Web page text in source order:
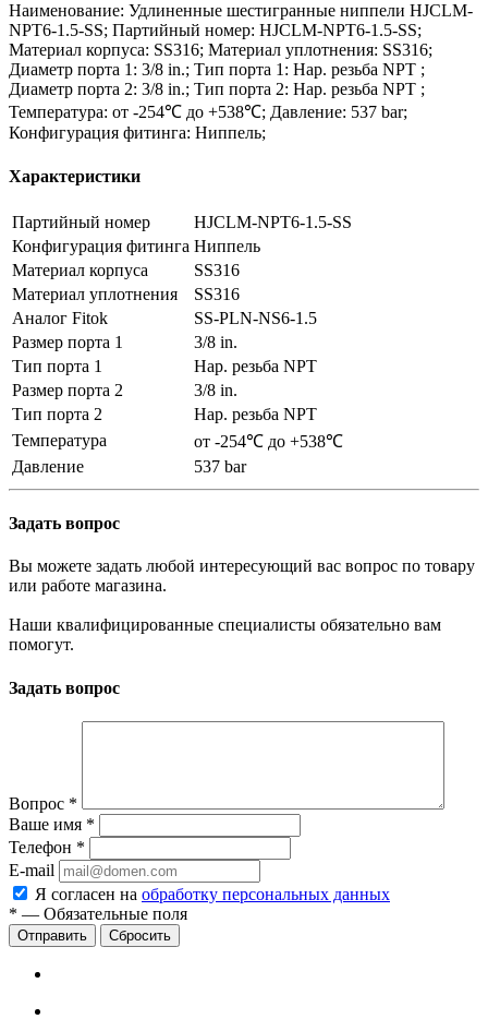
Наименование: Удлиненные шестигранные ниппели HJCLM-
NPT6-1.5-SS; Партийный номер: HJCLM-NPT6-1.5-SS;
Материал корпуса: SS316; Материал уплотнения: SS316;
Диаметр порта 1: 3/8 in.; Тип порта 1: Нар. резьба NPT ;
Диаметр порта 2: 3/8 in.; Тип порта 2: Нар. резьба NPT ;
Температура: от -254℃ до +538℃; Давление: 537 bar;
Конфигурация фитинга: Ниппель;
Характеристики
Партийный номер
HJCLM-NPT6-1.5-SS
Конфигурация фитинга Ниппель
Материал корпуса
SS316
Материал уплотнения
SS316
Аналог Fitok
SS-PLN-NS6-1.5
Размер порта 1
3/8 in.
Тип порта 1
Нар. резьба NPT
Размер порта 2
3/8 in.
Тип порта 2
Нар. резьба NPT
Температура
от -254℃ до +538℃
Давление
537 bar
Задать вопрос
Вы можете задать любой интересующий вас вопрос по товару
или работе магазина.
Наши квалифицированные специалисты обязательно вам
помогут.
Задать вопрос
Вопрос *
Ваше имя *
Телефон *
E-mail
Я согласен на обработку персональных данных
* — Обязательные поля
Сбросить